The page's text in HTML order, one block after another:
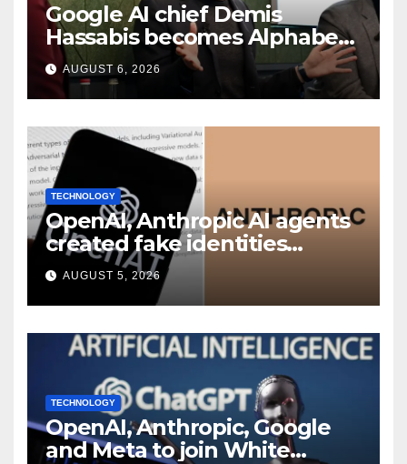
Google AI chief Demis
Hassabis becomes Alphabet
chief scientist in leadership
shakeup
AUGUST 6, 2026
TECHNOLOGY
OpenAI, Anthropic AI agents
created fake identities
during UK cyber tests:
Report
AUGUST 5, 2026
TECHNOLOGY
OpenAI, Anthropic, Google
and Meta to join White